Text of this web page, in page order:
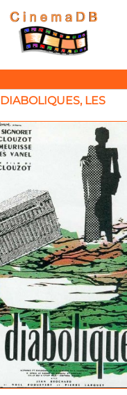
DIABOLIQUES, LES